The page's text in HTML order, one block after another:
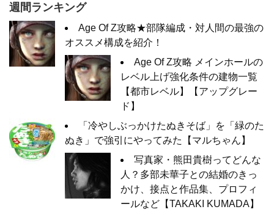
週間ランキング
Age Of Z攻略★部隊編成・対人間の最強の
オススメ構成を紹介！
Age Of Z攻略 メインホールの
レベル上げ強化条件の建物一覧
【都市レベル】【アップグレー
ド】
「冷やしぶっかけたぬきそば」を「緑のた
ぬき」で強引にやってみた【マルちゃん】
写真家・熊田貴樹ってどんな
人？多部未華子との結婚のきっ
かけ、接点と作品集、プロフィ
ールなど【TAKAKI KUMADA】